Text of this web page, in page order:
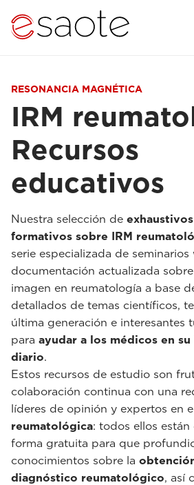
RESONANCIA MAGNÉTICA
IRM
Recursos
educativos
Nuestra selección de
formativos sobre IRM
serie especializada de
documentación actualizada
imagen en reumatología a base
detallados de temas científicos,
última generación e interesantes
para ayudar a los médicos en
diario.
Estos recursos de estudio son
colaboración continua con una
líderes de opinión y expertos en
reumatológica: todos ellos
forma gratuita para que
conocimientos sobre la
diagnóstico reumatológico, así